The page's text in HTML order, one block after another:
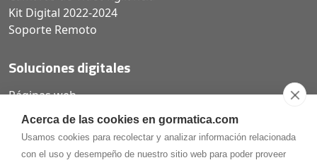
Acerca de las cookies en gormatica.com
Usamos cookies para recolectar y analizar información relacionada
con el uso y desempeño de nuestro sitio web para poder proveer
Kit Digital 2022-2024
Soporte Remoto
Soluciones digitales
Páginas web
Tiendas online